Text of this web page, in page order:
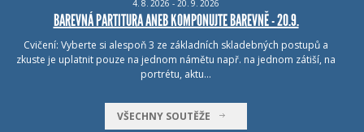
4. 8. 2026 - 20. 9. 2026
BAREVNÁ PARTITURA ANEB KOMPONUJTE BAREVNĚ - 20.9.
Cvičení: Vyberte si alespoň 3 ze základních skladebných postupů a
zkuste je uplatnit pouze na jednom námětu např. na jednom zátiší, na
portrétu, aktu…
VŠECHNY SOUTĚŽE